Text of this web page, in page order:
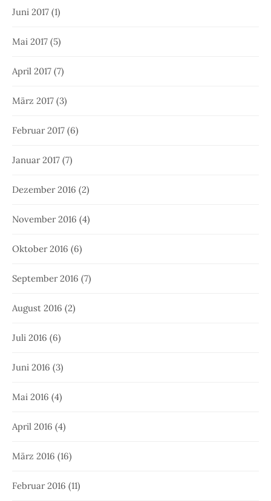
Juni 2017 (1)
Mai 2017 (5)
April 2017 (7)
März 2017 (3)
Februar 2017 (6)
Januar 2017 (7)
Dezember 2016 (2)
November 2016 (4)
Oktober 2016 (6)
September 2016 (7)
August 2016 (2)
Juli 2016 (6)
Juni 2016 (3)
Mai 2016 (4)
April 2016 (4)
März 2016 (16)
Februar 2016 (11)